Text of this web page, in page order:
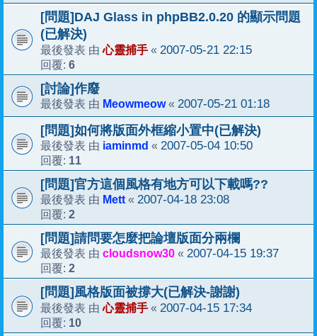
[問題]DAJ Glass in phpBB2.0.20 的顯示問題
(已解決)
最後發表 由心靈捕手 « 2007-05-21 22:15
回覆: 6
[討論]作廢
最後發表 由 Meowmeow« 2007-05-21 01:18
[問題]如何將版面外框縮小置中(已解決)
最後發表 由 iaminmd « 2007-05-04 10:50
回覆: 11
[問題]官方這個風格有地方可以下載嗎??
最後發表 由 Mett « 2007-04-18 23:08
回覆: 2
[問題]請問要怎麼把論壇版面分兩欄
最後發表 由 cloudsnow30 « 2007-04-15 19:37
回覆: 2
[問題]風格版面被撐大(已解決-謝謝)
最後發表 由心靈捕手 « 2007-04-15 17:34
回覆: 10